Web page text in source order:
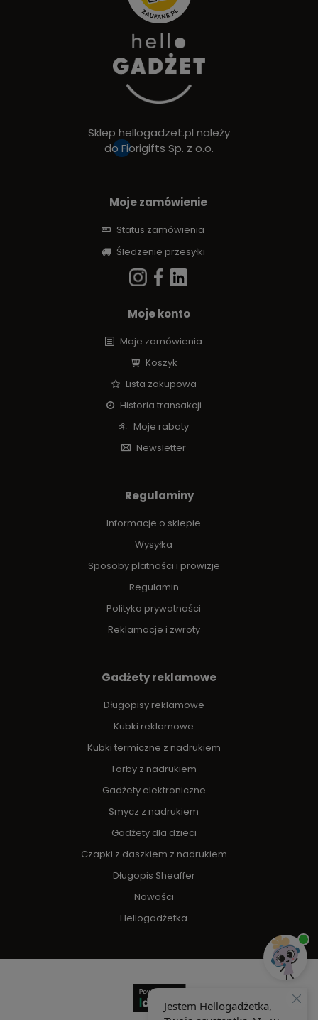
Sklep hellogadzet.pl należy
do Fiorigifts Sp. z o.o.
Moje zamówienie
Status zamówienia
Śledzenie przesyłki
Moje konto
Moje zamówienia
Koszyk
Lista zakupowa
Historia transakcji
Moje rabaty
Newsletter
Regulaminy
Informacje o sklepie
Wysyłka
Sposoby płatności i prowizje
Regulamin
Polityka prywatności
Reklamacje i zwroty
Gadżety reklamowe
Długopisy reklamowe
Kubki reklamowe
Kubki termiczne z nadrukiem
Torby z nadrukiem
Gadżety elektroniczne
Smycz z nadrukiem
Gadżety dla dzieci
Czapki z daszkiem z nadrukiem
Długopis Sheaffer
Nowości
Hellogadżetka